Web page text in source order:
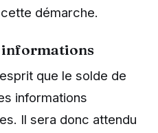
démarche.
que le solde de
informations
Il sera donc attendu